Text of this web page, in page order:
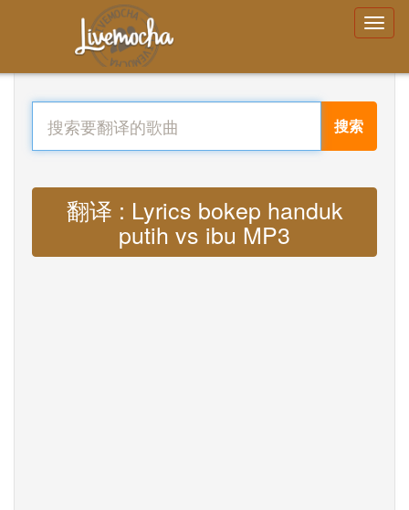
搜索
翻译 : Lyrics bokep handuk
putih vs ibu MP3